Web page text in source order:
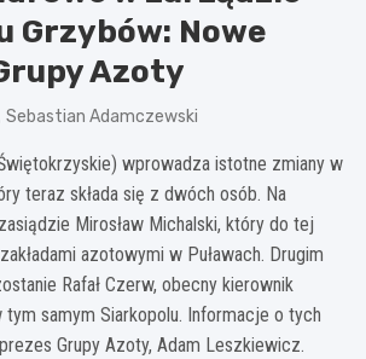
Grzybów: Nowe
Azoty
Sebastian Adamczewski
wprowadza istotne zmiany w
teraz składa się z dwóch osób. Na
Mirosław Michalski, który do tej
azotowymi w Puławach. Drugim
Rafał Czerw, obecny kierownik
tym samym Siarkopolu. Informacje o tych
Grupy Azoty, Adam Leszkiewicz.